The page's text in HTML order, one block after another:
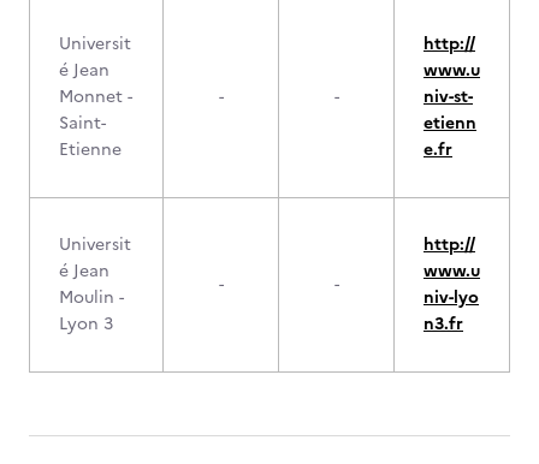
Universit
é Jean
Monnet -
Saint-
Etienne
- -
http://
www.u
niv-st-
etienn
e.fr
Universit
é Jean
Moulin -
Lyon 3
- -
http://
www.u
niv-lyo
n3.fr